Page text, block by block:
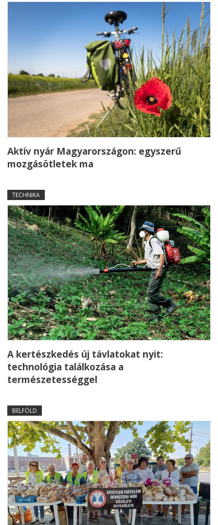
Aktív nyár Magyarországon: egyszerű
mozgásötletek ma
TECHNIKA
A kertészkedés új távlatokat nyit:
technológia találkozása a
természetességgel
BELFÖLD